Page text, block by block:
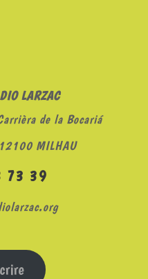
LARZAC
de la Bocariá
MILHAU
73 39